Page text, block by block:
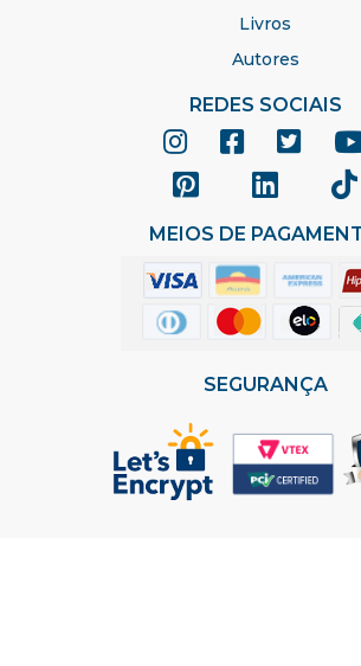
Livros
Autores
REDES SOCIAIS
MEIOS DE
SEGURANÇA